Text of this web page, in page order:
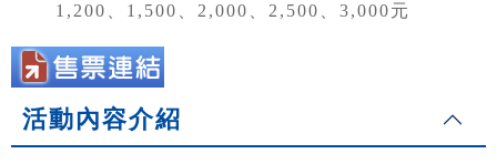
1,200、1,500、2,000、2,500、3,000元
活動內容介紹